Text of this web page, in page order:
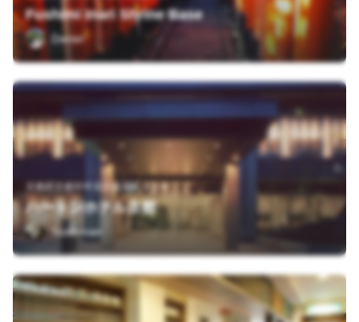
Fushimi Inari Shrine Base
Daniel
京都府京都市中京区船屋町４０５
ハートンホテル京都
Sushiman